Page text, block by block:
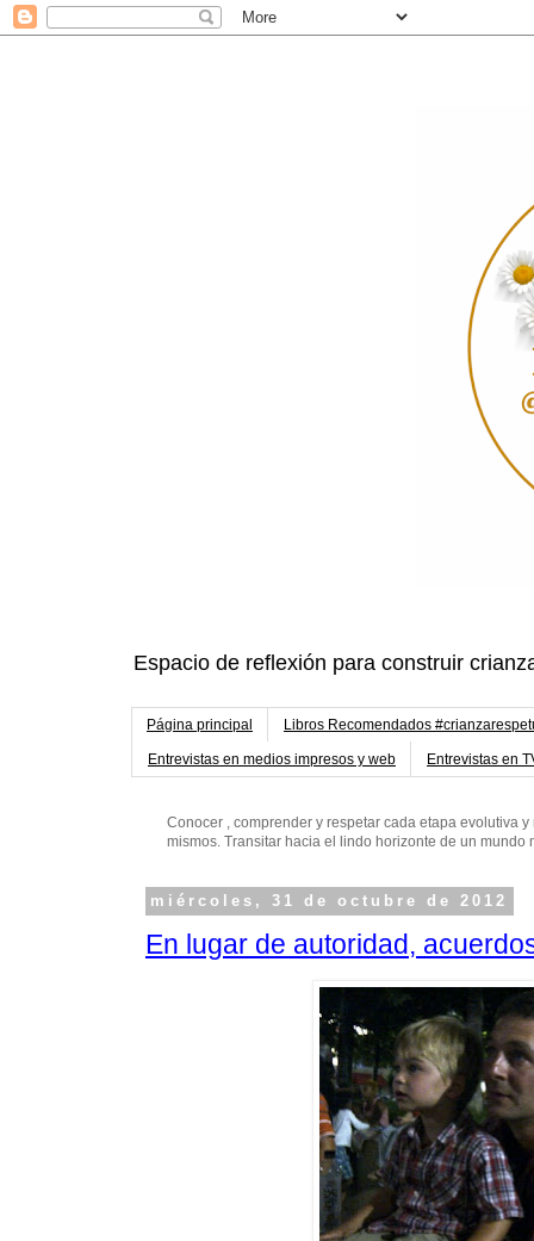
Espacio de reflexión para construir
Página principal Libros Recomendados
Entrevistas en medios impresos y web Entrevistas en
Conocer , comprender y respetar cada etapa evolutiva
mismos. Transitar hacia el lindo horizonte de un mundo
miércoles, 31 de octubre de 2012
En lugar de autoridad,